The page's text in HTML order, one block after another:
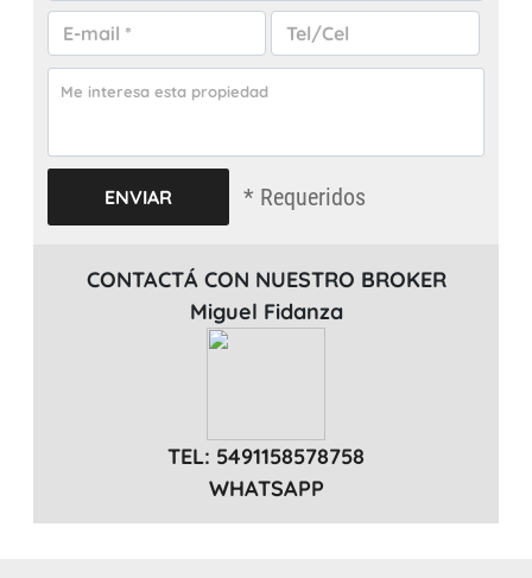
* Requeridos
CONTACTÁ CON NUESTRO BROKER
Miguel Fidanza
TEL: 5491158578758
WHATSAPP